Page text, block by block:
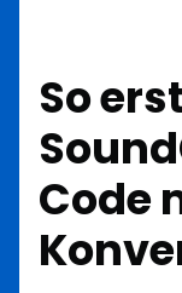
So
Code